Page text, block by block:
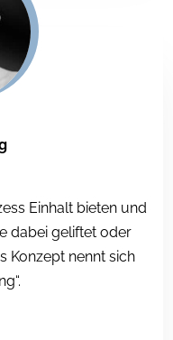
Einhalt bieten und
dabei geliftet oder
Konzept nennt sich